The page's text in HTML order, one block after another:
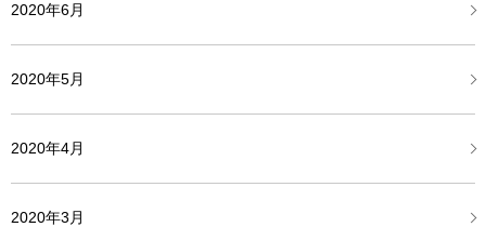
2020年6月
2020年5月
2020年4月
2020年3月